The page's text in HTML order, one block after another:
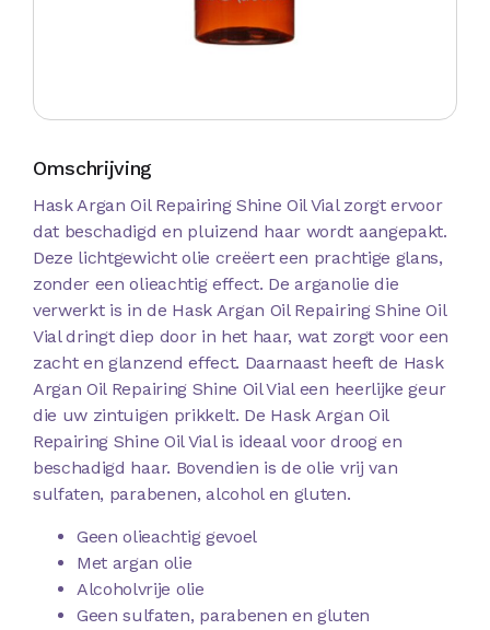
Omschrijving
Hask Argan Oil Repairing Shine Oil Vial zorgt ervoor
dat beschadigd en pluizend haar wordt aangepakt.
Deze lichtgewicht olie creëert een prachtige glans,
zonder een olieachtig effect. De arganolie die
verwerkt is in de Hask Argan Oil Repairing Shine Oil
Vial dringt diep door in het haar, wat zorgt voor een
zacht en glanzend effect. Daarnaast heeft de Hask
Argan Oil Repairing Shine Oil Vial een heerlijke geur
die uw zintuigen prikkelt. De Hask Argan Oil
Repairing Shine Oil Vial is ideaal voor droog en
beschadigd haar. Bovendien is de olie vrij van
sulfaten, parabenen, alcohol en gluten.
Geen olieachtig gevoel
Met argan olie
Alcoholvrije olie
Geen sulfaten, parabenen en gluten